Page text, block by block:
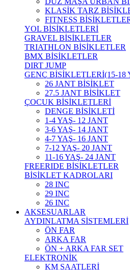
KLASİK TARZ
FITNESS
YOL BİSİKLETLERİ
GRAVEL BİSİKLETLER
TRIATHLON BİSİKLETLER
BMX BİSİKLETLER
DIRT JUMP
GENÇ BİSİKLETLERİ(15-18
26 JANT BİSİKLET
27.5 JANT BİSİKLET
ÇOCUK BİSİKLETLERİ
DENGE BİSİKLETİ
1-4 YAŞ- 12 JANT
3-6 YAŞ- 14 JANT
4-7 YAŞ- 16 JANT
7-12 YAŞ- 20 JANT
11-16 YAŞ- 24 JANT
FREERIDE BİSİKLETLER
BİSİKLET KADROLARI
28 INC
29 INC
26 INC
AKSESUARLAR
AYDINLATMA SİSTEMLERİ
ÖN FAR
ARKA FAR
ÖN + ARKA FAR SET
ELEKTRONİK
KM SAATLERİ